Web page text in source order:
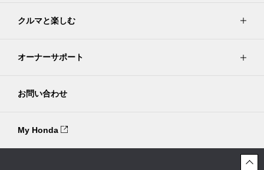
クルマと楽しむ
オーナーサポート
お問い合わせ
My Honda